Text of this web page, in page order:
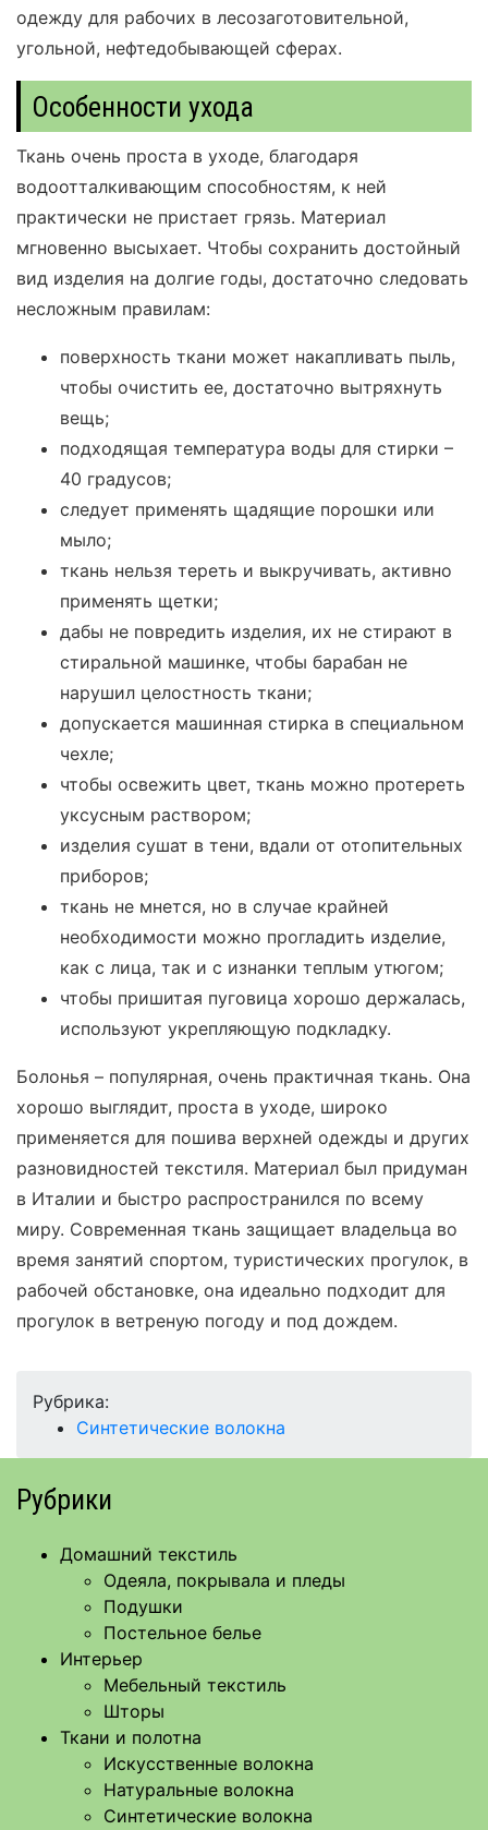
одежду для рабочих в лесозаготовительной,
угольной, нефтедобывающей сферах.
Особенности ухода
Ткань очень проста в уходе, благодаря
водоотталкивающим способностям, к ней
практически не пристает грязь. Материал
мгновенно высыхает. Чтобы сохранить достойный
вид изделия на долгие годы, достаточно следовать
несложным правилам:
поверхность ткани может накапливать пыль,
чтобы очистить ее, достаточно вытряхнуть
вещь;
подходящая температура воды для стирки –
40 градусов;
следует применять щадящие порошки или
мыло;
ткань нельзя тереть и выкручивать, активно
применять щетки;
дабы не повредить изделия, их не стирают в
стиральной машинке, чтобы барабан не
нарушил целостность ткани;
допускается машинная стирка в специальном
чехле;
чтобы освежить цвет, ткань можно протереть
уксусным раствором;
изделия сушат в тени, вдали от отопительных
приборов;
ткань не мнется, но в случае крайней
необходимости можно прогладить изделие,
как с лица, так и с изнанки теплым утюгом;
чтобы пришитая пуговица хорошо держалась,
используют укрепляющую подкладку.
Болонья – популярная, очень практичная ткань. Она
хорошо выглядит, проста в уходе, широко
применяется для пошива верхней одежды и других
разновидностей текстиля. Материал был придуман
в Италии и быстро распространился по всему
миру. Современная ткань защищает владельца во
время занятий спортом, туристических прогулок, в
рабочей обстановке, она идеально подходит для
прогулок в ветреную погоду и под дождем.
Рубрика:
Синтетические волокна
Рубрики
Домашний текстиль
Одеяла, покрывала и пледы
Подушки
Постельное белье
Интерьер
Мебельный текстиль
Шторы
Ткани и полотна
Искусственные волокна
Натуральные волокна
Синтетические волокна